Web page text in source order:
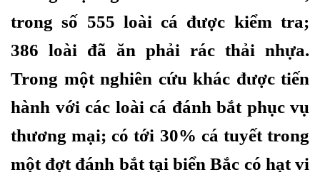
trong số 555 loài cá được kiểm tra;
386 loài đã ăn phải rác thải nhựa.
Trong một nghiên cứu khác được tiến
hành với các loài cá đánh bắt phục vụ
thương mại; có tới 30% cá tuyết trong
một đợt đánh bắt tại biển Bắc có hạt vi